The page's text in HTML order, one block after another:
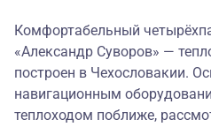
Комфортабельный
«Александр Суворов» —
построен в Чехословакии.
навигационным
теплоходом поближе,